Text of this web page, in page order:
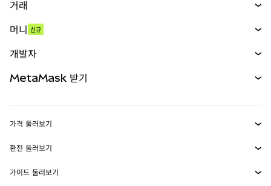
거래
무기한 선물
실물자산
머니 신규
개발자
MetaMask Connect
Snaps
MetaMask 받기
보안
가격 둘러보기
이더리움 가격
솔라나 가격
환전 둘러보기
ETH를 USD로 환전
가이드 둘러보기